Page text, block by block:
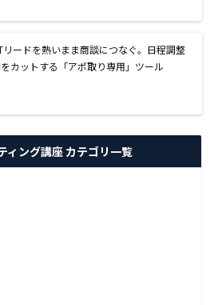
リードを熱いまま商談につなぐ。日程調整
カットする「アポ取り専用」ツール
ィング講座 カテゴリ一覧